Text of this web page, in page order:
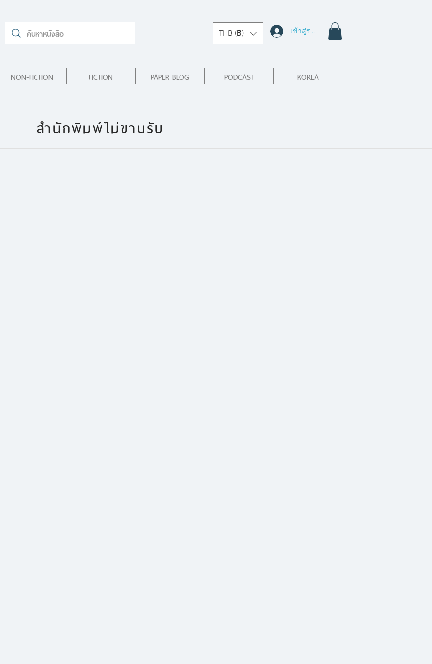
THB (฿) เข้าสู่ระบบ
NON-FICTION FICTION PAPER BLOG PODCAST KOREA
สำนักพิมพ์ไม่ขานรับ